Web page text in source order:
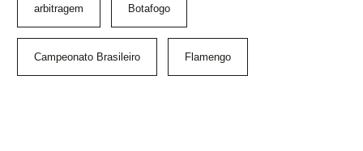
arbitragem Botafogo
Campeonato Brasileiro Flamengo